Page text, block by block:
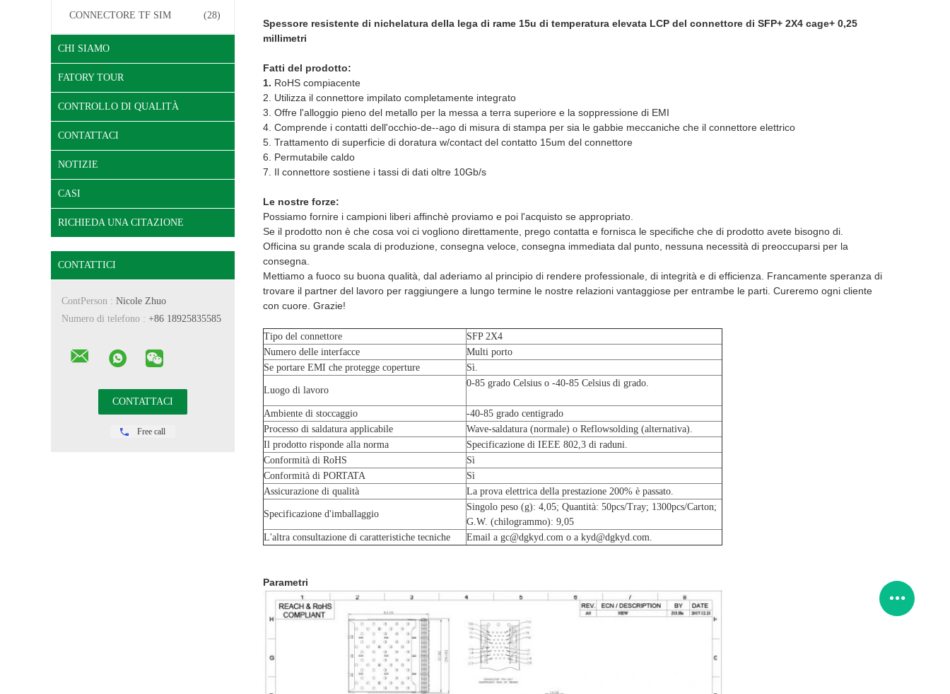
CONNECTORE TF SIM (28)
CHI SIAMO
FATORY TOUR
CONTROLLO DI QUALITÀ
CONTATTACI
NOTIZIE
CASI
RICHIEDA UNA CITAZIONE
CONTATTICI
ContPerson : Nicole Zhuo
Numero di telefono : +86 18925835585
Free call
Spessore resistente di nichelatura della lega di rame 15u di temperatura elevata LCP del connettore di SFP+ 2X4 cage+ 0,25
millimetri
Fatti del prodotto:
1. RoHS compiacente
2. Utilizza il connettore impilato completamente integrato
3. Offre l'alloggio pieno del metallo per la messa a terra superiore e la soppressione di EMI
4. Comprende i contatti dell'occhio-de--ago di misura di stampa per sia le gabbie meccaniche che il connettore elettrico
5. Trattamento di superficie di doratura w/contact del contatto 15um del connettore
6. Permutabile caldo
7. Il connettore sostiene i tassi di dati oltre 10Gb/s
Le nostre forze:
Possiamo fornire i campioni liberi affinchè proviamo e poi l'acquisto se appropriato.
Se il prodotto non è che cosa voi ci vogliono direttamente, prego contatta e fornisca le specifiche che di prodotto avete bisogno di.
Officina su grande scala di produzione, consegna veloce, consegna immediata dal punto, nessuna necessità di preoccuparsi per la
consegna.
Mettiamo a fuoco su buona qualità, dal aderiamo al principio di rendere professionale, di integrità e di efficienza. Francamente speranza di
trovare il partner del lavoro per raggiungere a lungo termine le nostre relazioni vantaggiose per entrambe le parti. Cureremo ogni cliente
con cuore. Grazie!
Tipo del connettore
SFP 2X4
Numero delle interfacce
Multi porto
Se portare EMI che protegge coperture
Sì.
Luogo di lavoro
0-85 grado Celsius o -40-85 Celsius di grado.
Ambiente di stoccaggio
-40-85 grado centigrado
Processo di saldatura applicabile
Wave-saldatura (normale) o Reflowsolding (alternativa).
Il prodotto risponde alla norma
Specificazione di IEEE 802,3 di raduni.
Conformità di RoHS
Sì
Conformità di PORTATA
Sì
Assicurazione di qualità
La prova elettrica della prestazione 200% è passato.
Specificazione d'imballaggio
Singolo peso (g): 4,05; Quantità: 50pcs/Tray; 1300pcs/Carton;
G.W. (chilogrammo): 9,05
L'altra consultazione di caratteristiche tecniche
Email a gc@dgkyd.com o a kyd@dgkyd.com.
Parametri